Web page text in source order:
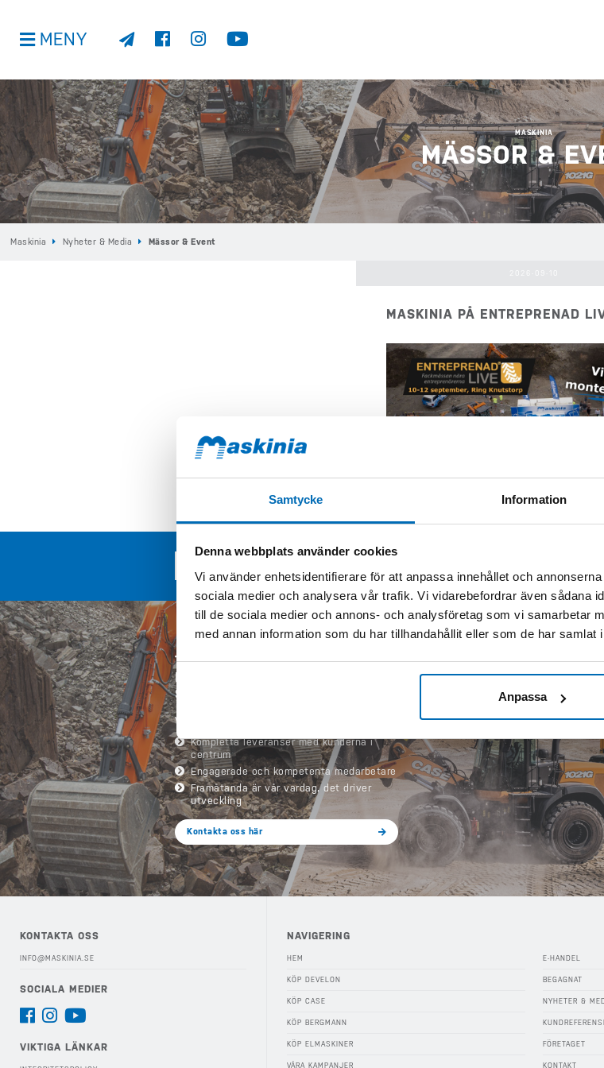
Samtycke Information
Denna webbplats använder cookies
Vi använder enhetsidentifierare för att anpassa innehållet och
sociala medier och analysera vår trafik. Vi vidarebefordrar även sådana
till de sociala medier och annons- och analysföretag som vi samarbetar
med annan information som du har tillhandahållit eller som de har samlat
Anpassa
MENY
MASKINIA
MÄSSOR &
Maskinia Nyheter & Media Mässor & Event
2026-09-10
MASKINIA PÅ ENTREPRENAD
TILLSAMMANS MED VÅRA
KUNDER BYGGER VI FRAMTIDA
SVERIGE
VÅRA STRATEGISKA GRUNDSTENAR
Kompletta leveranser med kunderna i
centrum
Engagerade och kompetenta medarbetare
Framåtanda är vår vardag, det driver
utveckling
Kontakta oss här
KONTAKTA OSS
INFO@MASKINIA.SE
SOCIALA MEDIER
VIKTIGA LÄNKAR
NAVIGERING
HEM
KÖP DEVELON
KÖP CASE
KÖP BERGMANN
KÖP ELMASKINER
VÅRA KAMPANJER
E-HANDEL
BEGAGNAT
NYHETER &
FÖRETAGET
KONTAKT